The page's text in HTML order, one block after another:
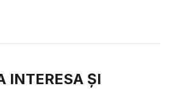
INTERESA ȘI